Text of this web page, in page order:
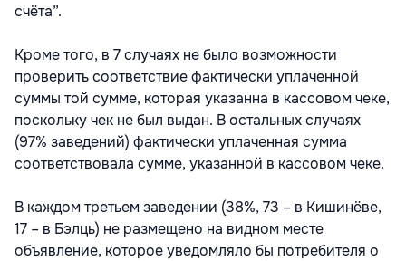
счёта”.
Кроме того, в 7 случаях не было возможности
проверить соответствие фактически уплаченной
суммы той сумме, которая указанна в кассовом чеке,
поскольку чек не был выдан. В остальных случаях
(97% заведений) фактически уплаченная сумма
соответствовала сумме, указанной в кассовом чеке.
В каждом третьем заведении (38%, 73 – в Кишинёве,
17 – в Бэлць) не размещено на видном месте
объявление, которое уведомляло бы потребителя о